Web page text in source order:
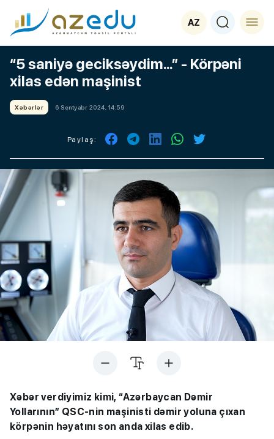
AZ
“5 saniyə geciksəydim...” - Körpəni
xilas edən maşinist
Xəbərlər 6 Sentyabr 2024, 14:59
Paylaş:
Xəbər verdiyimiz kimi, “Azərbaycan Dəmir
Yollarının” QSC-nin maşinisti dəmir yoluna çıxan
körpənin həyatını son anda xilas edib.